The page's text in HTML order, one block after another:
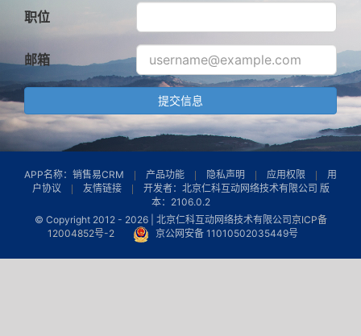
职位
邮箱
提交信息
APP名称：销售易CRM 产品功能 隐私声明 应用权限
用
户协议
友情链接
开发者：北京仁科互动网络技术有限公司 版
本：2106.0.2
© Copyright 2012 - 2026 | 北京仁科互动网络技术有限公司京ICP备
12004852号-2
京公网安备 11010502035449号